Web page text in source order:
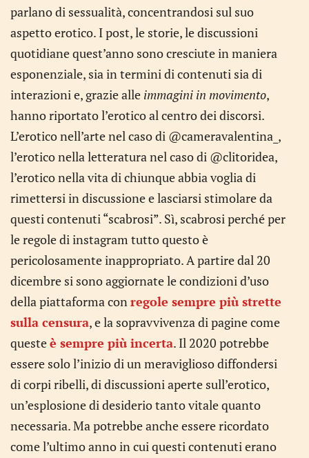
parlano di sessualità, concentrandosi sul suo
aspetto erotico. I post, le storie, le discussioni
quotidiane quest’anno sono cresciute in maniera
esponenziale, sia in termini di contenuti sia di
interazioni e, grazie alle immagini in movimento,
hanno riportato l’erotico al centro dei discorsi.
L’erotico nell’arte nel caso di @cameravalentina_,
l’erotico nella letteratura nel caso di @clitoridea,
l’erotico nella vita di chiunque abbia voglia di
rimettersi in discussione e lasciarsi stimolare da
questi contenuti “scabrosi”. Sì, scabrosi perché per
le regole di instagram tutto questo è
pericolosamente inappropriato. A partire dal 20
dicembre si sono aggiornate le condizioni d’uso
della piattaforma conregole sempre più strette
sulla censura, e la sopravvivenza di pagine come
questeè sempre più incerta. Il 2020 potrebbe
essere solo l’inizio di un meraviglioso diffondersi
di corpi ribelli, di discussioni aperte sull’erotico,
un’esplosione di desiderio tanto vitale quanto
necessaria. Ma potrebbe anche essere ricordato
come l’ultimo anno in cui questi contenuti erano